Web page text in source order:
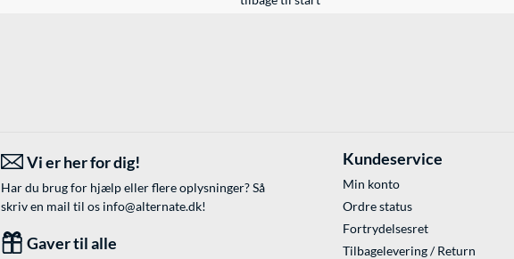
Vi er her for dig!
Har du brug for hjælp eller flere oplysninger? Så
skriv en mail til os info@alternate.dk!
Gaver til alle
Kundeservice
Min konto
Ordre status
Fortrydelsesret
Tilbagelevering / Return